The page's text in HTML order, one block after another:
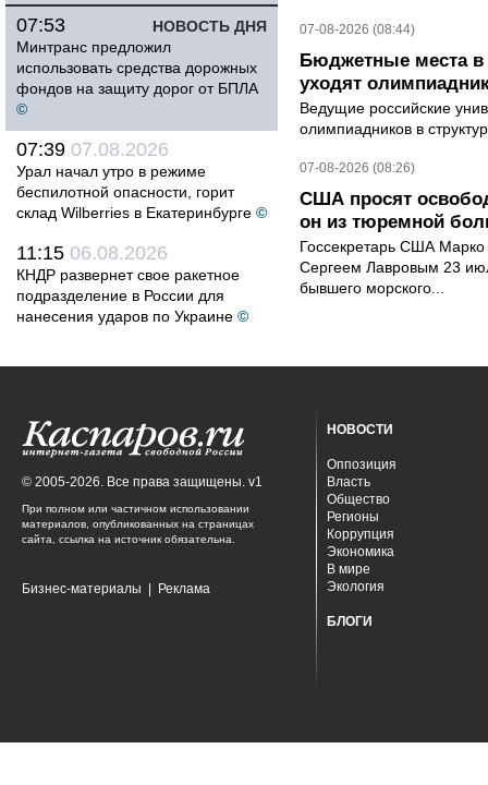
НОВОСТЬ ДНЯ
07:53
Минтранс предложил
использовать средства дорожных
фондов на защиту дорог от БПЛА
©
07:39 07.08.2026
Урал начал утро в режиме
беспилотной опасности, горит
склад Wilberries в Екатеринбурге ©
11:15 06.08.2026
КНДР развернет свое ракетное
подразделение в России для
нанесения ударов по Украине ©
07-08-2026 (08:44)
Бюджетные места в
уходят
Ведущие российские
олимпиадников в
07-08-2026 (08:26)
США просят
он из тюремной
Госсекретарь США
Сергеем Лавровым 23
бывшего морского...
© 2005-2026. Все права защищены. v1
При полном или частичном использовании
материалов, опубликованных на страницах
сайта, ссылка на источник обязательна.
Бизнес-материалы Реклама
НОВОСТИ
Оппозиция
Власть
Общество
Регионы
Коррупция
Экономика
В мире
Экология
БЛОГИ